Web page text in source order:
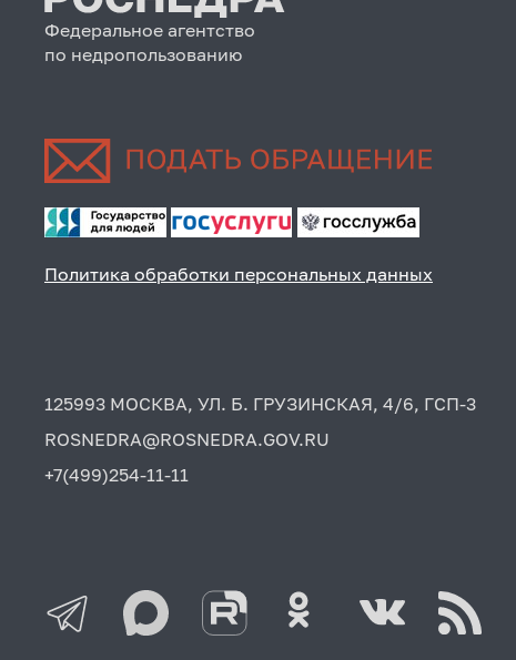
Федеральное агентство
по недропользованию
Политика обработки персональных данных
125993 МОСКВА, УЛ. Б. ГРУЗИНСКАЯ, 4/6, ГСП-3
ROSNEDRA@ROSNEDRA.GOV.RU
+7(499)254-11-11